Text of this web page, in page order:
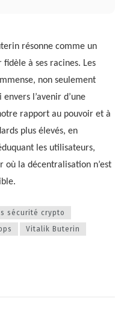
résonne comme un
à ses racines. Les
non seulement
l’avenir d’une
rapport au pouvoir et à
plus élevés, en
les utilisateurs,
où la décentralisation n’est
sécurité crypto
Vitalik Buterin